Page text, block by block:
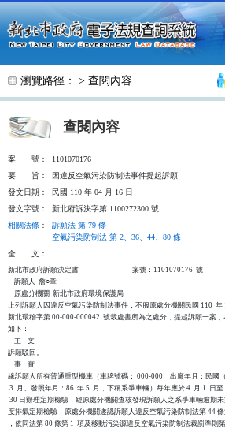
跳至主要內容
瀏覽路徑： > 查閱內容
查閱內容
案 號：
1101070176
要
旨：
因違反空氣污染防制法事件提起訴願
發文日期：
民國 110 年 04 月 16 日
發文字號：
新北府訴決字第 1100272300 號
相關法條 ：
訴願法 第 79 條
空氣污染防制法 第 2、36、44、80 條
全
文：
新北市政府訴願決定書                                  案號：1101070176  號
    訴願人  詹○章
    原處分機關  新北市政府環境保護局
上列訴願人因違反空氣污染防制法事件，不服原處分機關民國 110  年
新北環稽字第 00-000-000042  號裁處書所為之處分，提起訴願一案，
如下：
    主    文
訴願駁回。
    事    實
緣訴願人所有普通重型機車（車牌號碼： 000-000、出廠年月：民國
3  月、發照年月：86  年 5  月，下稱系爭車輛）每年應於 4  月 1  日至
30 日辦理定期檢驗，經原處分機關查核發現訴願人之系爭車輛逾期
度排氣定期檢驗，原處分機關遂認訴願人違反空氣污染防制法第 44 條
，依同法第 80 條第 1  項及移動污染源違反空氣污染防制法裁罰準則